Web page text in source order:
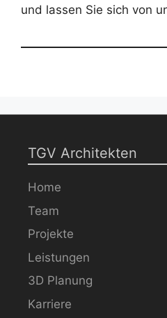
und lassen Sie sich von
TGV Architekten
Home
Team
Projekte
Leistungen
3D Planung
Karriere